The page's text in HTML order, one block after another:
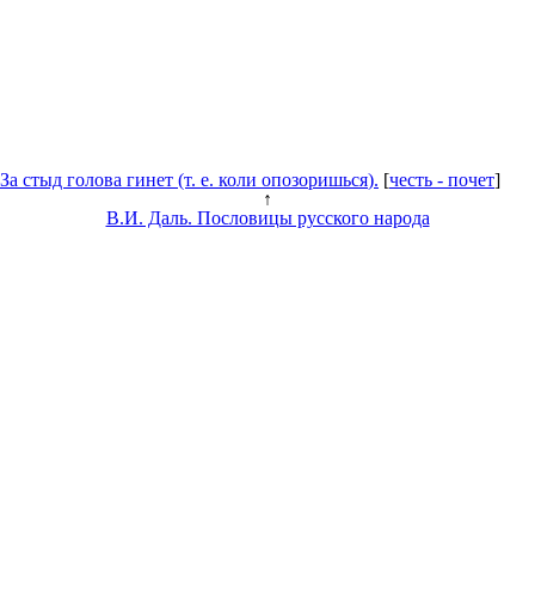
За стыд голова гинет (т. е. коли опозоришься). [честь - почет]
↑
В.И. Даль. Пословицы русского народа